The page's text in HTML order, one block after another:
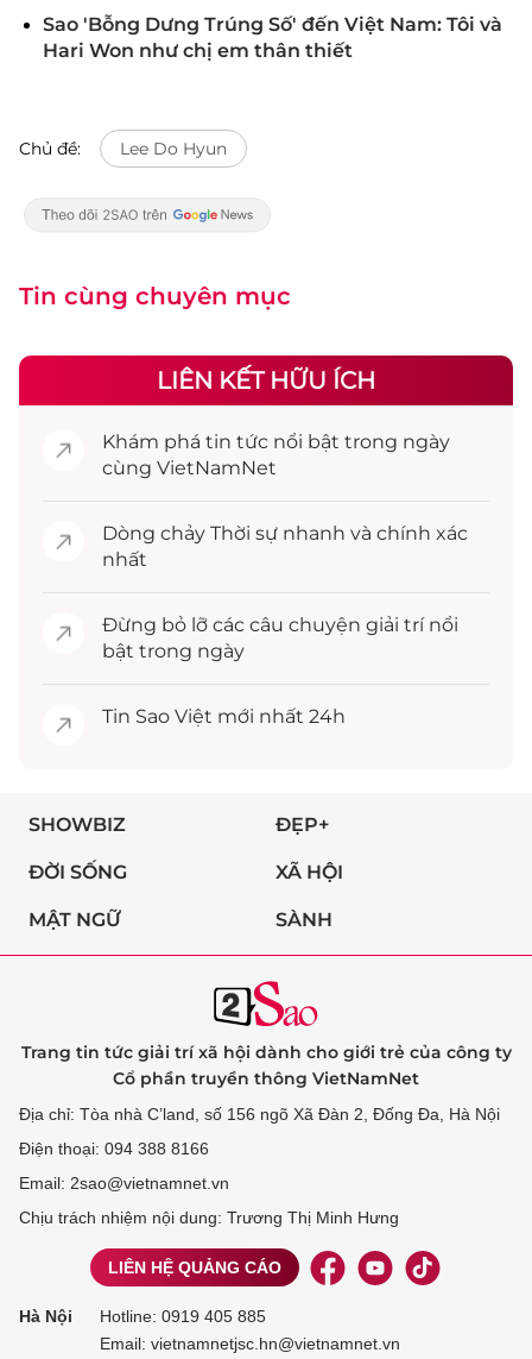
Sao 'Bỗng Dưng Trúng Số' đến Việt Nam: Tôi và
Hari Won như chị em thân thiết
Chủ đề: Lee Do Hyun
Tin cùng chuyên mục
LIÊN KẾT HỮU ÍCH
Khám phá tin tức nổi bật trong ngày
cùng VietNamNet
Dòng chảy Thời sự nhanh và chính xác
nhất
Đừng bỏ lỡ các câu chuyện giải trínổi
bật trong ngày
Tin Sao Việt mới nhất 24h
SHOWBIZ ĐẸP+
ĐỜI SỐNG XÃ HỘI
MẬT NGỮ SÀNH
Trang tin tức giải trí xã hội dành cho giới trẻ của công ty
Cổ phần truyền thông VietNamNet
Địa chỉ: Tòa nhà C’land, số 156 ngõ Xã Đàn 2, Đống Đa, Hà Nội
Điện thoại: 094 388 8166
Email: 2sao@vietnamnet.vn
Chịu trách nhiệm nội dung: Trương Thị Minh Hưng
LIÊN HỆ QUẢNG CÁO
Hà Nội Hotline: 0919 405 885
Email: vietnamnetjsc.hn@vietnamnet.vn